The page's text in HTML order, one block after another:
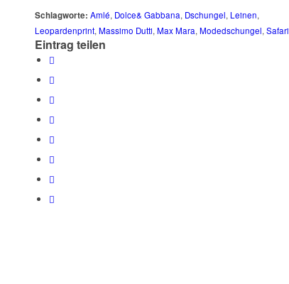
Schlagworte: Amlé, Dolce& Gabbana, Dschungel, Leinen,
Leopardenprint, Massimo Dutti, Max Mara, Modedschungel, Safari
Eintrag teilen